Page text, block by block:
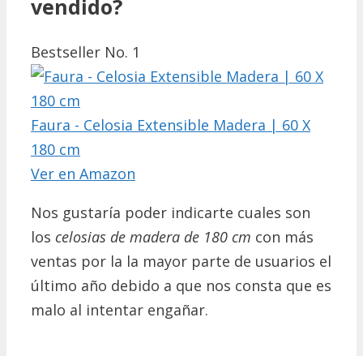
vendido?
Bestseller No. 1
Faura - Celosia Extensible Madera | 60 X
180 cm
Ver en Amazon
Nos gustaría poder indicarte cuales son
los celosias de madera de 180 cm con más
ventas por la la mayor parte de usuarios el
último año debido a que nos consta que es
malo al intentar engañar.